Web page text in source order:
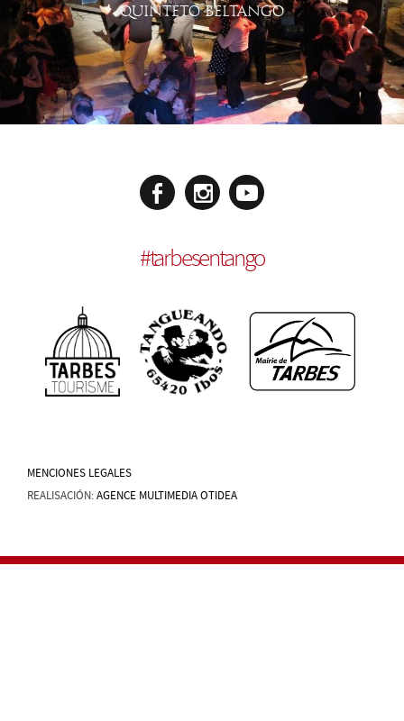
QUINTETO BELTANGO
#tarbesentango
MENCIONES LEGALES
REALISACIÓN:AGENCE MULTIMEDIA OTIDEA